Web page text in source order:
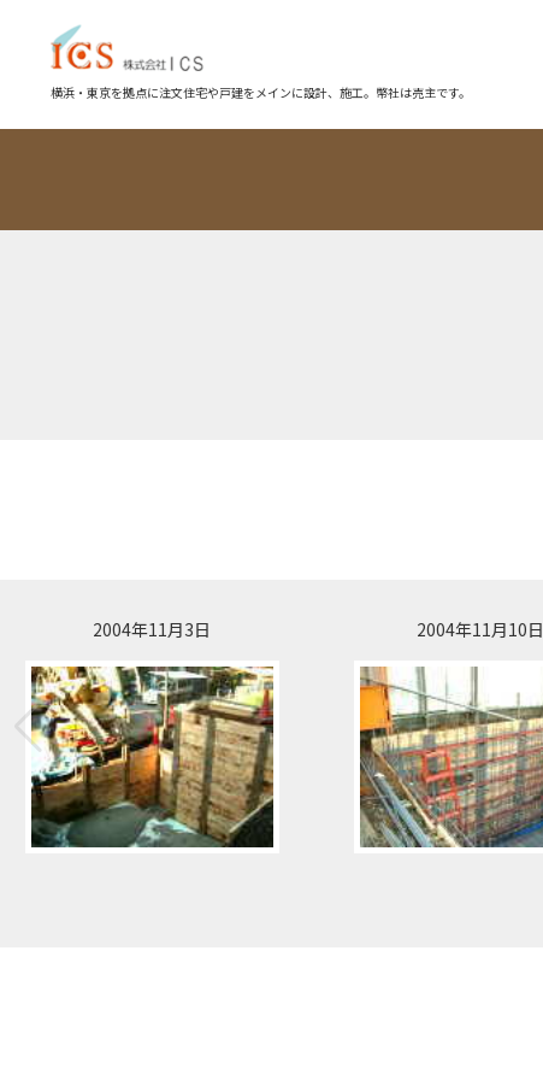
横浜・東京を拠点に注文住宅や戸建をメインに設計、施工。幣社は売主です。
2004年11月3日 2004年11月10日